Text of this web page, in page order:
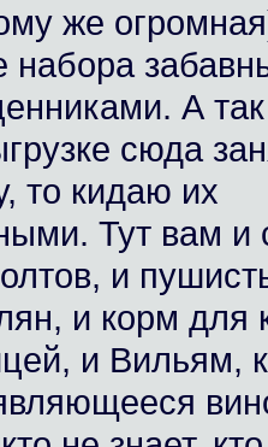
же
набора
А так
сюда
то кидаю их
Тут вам и
и
и корм
и Вильям,